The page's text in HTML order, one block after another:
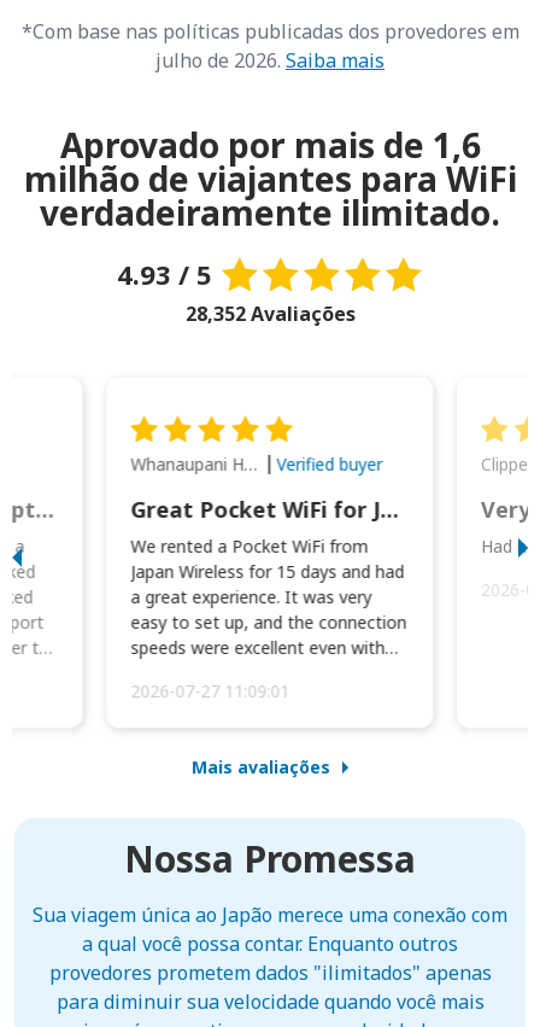
*Com base nas políticas publicadas dos provedores em
julho de 2026. Saiba mais
Aprovado por mais de 1,6
milhão de viajantes para WiFi
verdadeiramente ilimitado.
4.93 / 5
28,352 Avaliações
This was wonderful option to a family of four. Everything worked smoothly.
a
to
Whanaupani Henry Joseph Macown Verified buyer
Great Pocket WiFi for Japan Travel
We rented a Pocket WiFi from
Japan Wireless for 15 days and had
a great experience. It was very
easy to set up, and the connection
speeds were excellent even with
2026-07-27 11:09:01
Very
Had
2026-
Mais avaliações
Nossa Promessa
Sua viagem única ao Japão merece uma conexão com
a qual você possa contar. Enquanto outros
provedores prometem dados "ilimitados" apenas
para diminuir sua velocidade quando você mais